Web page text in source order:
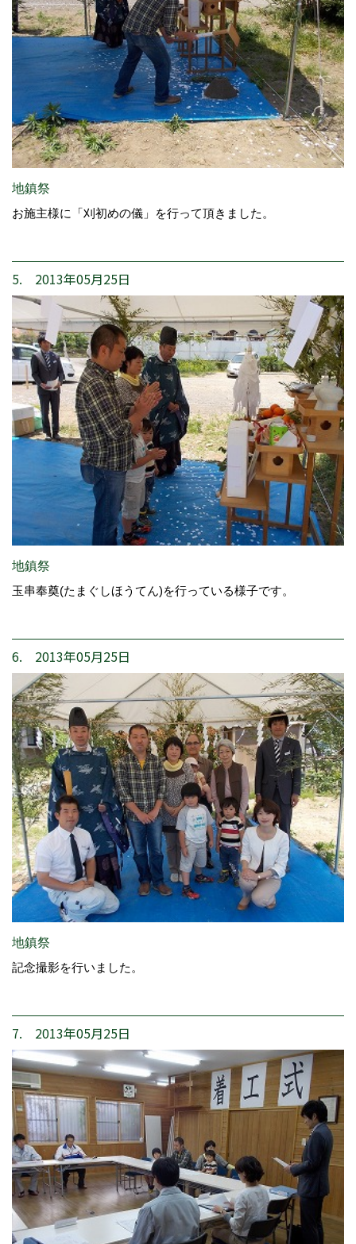
地鎮祭
お施主様に「刈初めの儀」を行って頂きました。
5. 2013年05月25日
地鎮祭
玉串奉奠(たまぐしほうてん)を行っている様子です。
6. 2013年05月25日
地鎮祭
記念撮影を行いました。
7. 2013年05月25日